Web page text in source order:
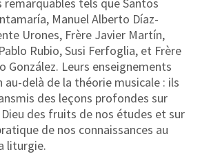
Manuel Alberto Díaz-
Urones, Frère Javier Martín,
Rubio, Susi Ferfoglia, et Frère
González. Leurs enseignements
au-delà de la théorie musicale : ils
des leçons profondes sur
Dieu des fruits de nos études et sur
de nos connaissances au
liturgie.